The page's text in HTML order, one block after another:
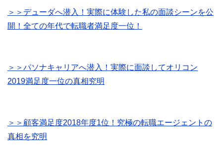
＞＞デューダへ潜入！実際に体験した私の面談シーンを公
開！全ての年代で転職者満足度一位！
＞＞パソナキャリアへ潜入！実際に面談してオリコン
2019満足度一位の真相究明
＞＞顧客満足度2018年度1位！究極の転職エージェントの
真相を究明